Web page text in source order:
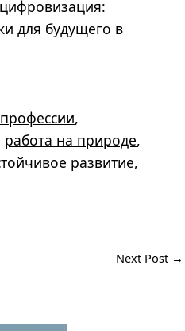
для будущего в
,
работа на природе,
развитие,
Next Post →